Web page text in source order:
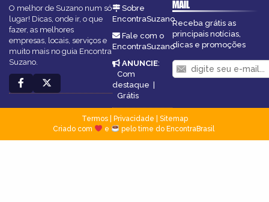
O melhor de Suzano num só
lugar! Dicas, onde ir, o que
fazer, as melhores
empresas, locais, serviços e
muito mais no guia Encontra
Suzano.
Sobre
EncontraSuzano
Fale com o
EncontraSuzano
ANUNCIE:
Com
destaque |
Grátis
MAIL
Receba grátis as
principais notícias,
dicas e promoções
Termos| Privacidade
Sitemap
Criado com
e pelo time do EncontraBrasil